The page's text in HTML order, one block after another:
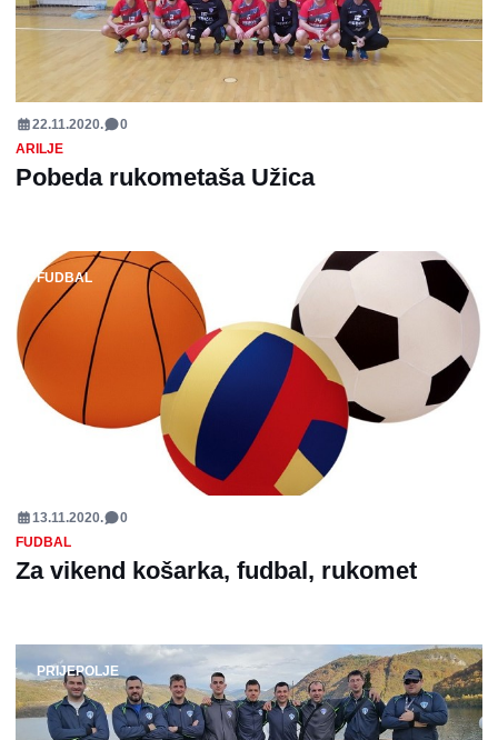
22.11.2020.
0
ARILJE
Pobeda rukometaša Užica
FUDBAL
13.11.2020.
0
FUDBAL
Za vikend košarka, fudbal, rukomet
PRIJEPOLJE